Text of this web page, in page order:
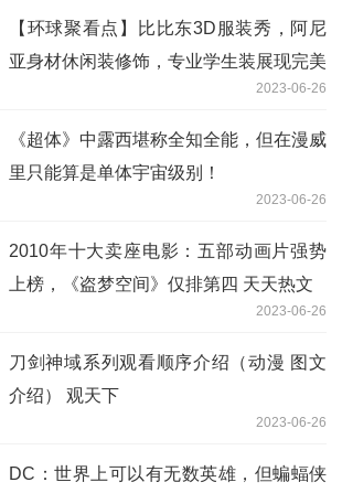
【环球聚看点】比比东3D服装秀，阿尼
亚身材休闲装修饰，专业学生装展现完美
2023-06-26
《超体》中露西堪称全知全能，但在漫威
里只能算是单体宇宙级别！
2023-06-26
2010年十大卖座电影：五部动画片强势
上榜，《盗梦空间》仅排第四 天天热文
2023-06-26
刀剑神域系列观看顺序介绍（动漫 图文
介绍） 观天下
2023-06-26
DC：世界上可以有无数英雄，但蝙蝠侠